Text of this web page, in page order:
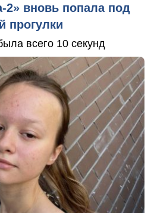
2» вновь попала под
прогулки
всего 10 секунд